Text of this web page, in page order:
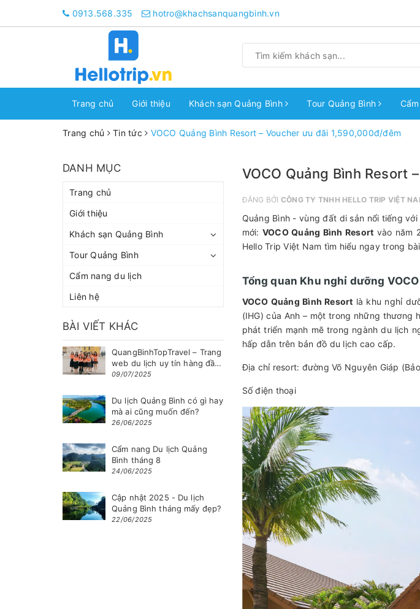
0913.568.335 hotro@khachsanquangbinh.vn
Trang chủ Giới thiệu Khách sạn Quảng Bình Tour Quảng Bình
Trang chủ Tin tức VOCO Quảng Bình Resort – Voucher ưu đãi 1,590,000đ/đêm
VOCO Quảng Bình Resort
ĐĂNG BỞI CÔNG TY TNHH HELLO TRIP VIỆT
Quảng Bình - vùng đất di sản nổi tiếng
mới: VOCO Quảng Bình Resort vào năm
Hello Trip Việt Nam tìm hiểu ngay trong
Tổng quan Khu nghỉ dưỡng
VOCO Quảng Bình Resort là khu nghỉ
(IHG) của Anh – một trong những thương
phát triển mạnh mẽ trong ngành du lịch
hấp dẫn trên bản đồ du lịch cao cấp.
Địa chỉ resort: đường Võ Nguyên Giáp
Số điện thoại
DANH MỤC
Trang chủ
Giới thiệu
Khách sạn Quảng Bình
Tour Quảng Bình
Cẩm nang du lịch
Liên hệ
BÀI VIẾT KHÁC
QuangBinhTopTravel – Trang
web du lịch uy tín hàng đầu
tại Quảng Bình
09/07/2025
Du lịch Quảng Bình có gì hay
mà ai cũng muốn đến?
26/06/2025
Cẩm nang Du lịch Quảng
Bình tháng 8
24/06/2025
Cập nhật 2025 - Du lịch
Quảng Bình tháng mấy đẹp?
22/06/2025